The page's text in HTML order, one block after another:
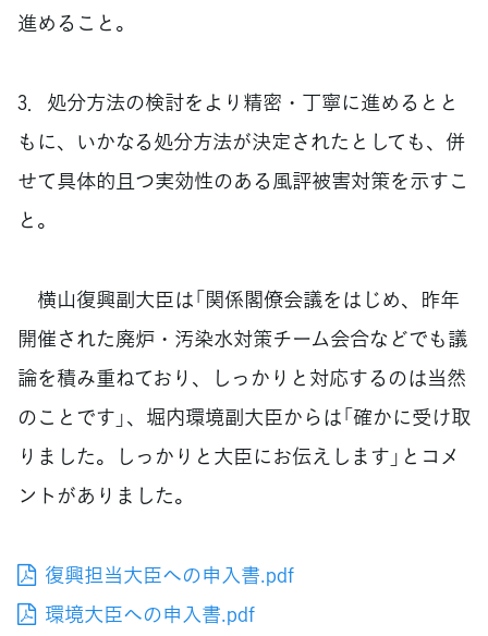
進めること。
3．処分方法の検討をより精密・丁寧に進めるとと
もに、いかなる処分方法が決定されたとしても、併
せて具体的且つ実効性のある風評被害対策を示すこ
と。
横山復興副大臣は「関係閣僚会議をはじめ、昨年
開催された廃炉・汚染水対策チーム会合などでも議
論を積み重ねており、しっかりと対応するのは当然
のことです」、堀内環境副大臣からは「確かに受け取
りました。しっかりと大臣にお伝えします」とコメ
ントがありました。
復興担当大臣への申入書.pdf
環境大臣への申入書.pdf